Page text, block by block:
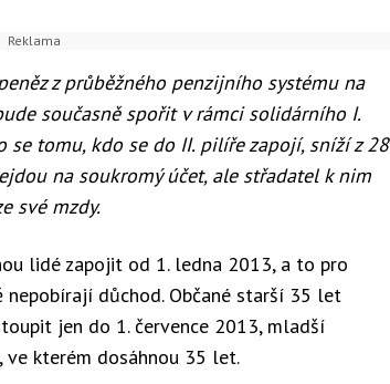
z průběžného penzijního systému na
současně spořit v rámci solidárního I.
tomu, kdo se do II. pilíře zapojí, sníží z 28
na soukromý účet, ale střadatel k nim
své mzdy.
lidé zapojit od 1. ledna 2013, a to pro
důchod. Občané starší 35 let
jen do 1. července 2013, mladší
ve kterém dosáhnou 35 let.